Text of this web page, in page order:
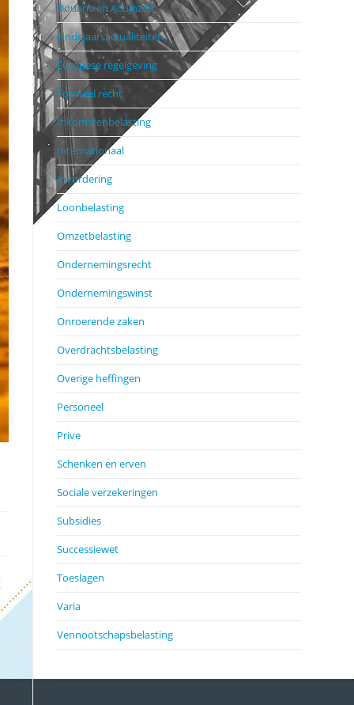
Douane en Accijnzen
Eindejaarsactualiteiten
Europese regelgeving
Formeel recht
Inkomstenbelasting
Internationaal
Invordering
Loonbelasting
Omzetbelasting
Ondernemingsrecht
Ondernemingswinst
Onroerende zaken
Overdrachtsbelasting
Overige heffingen
Personeel
Prive
Schenken en erven
Sociale verzekeringen
Subsidies
Successiewet
Toeslagen
Varia
Vennootschapsbelasting